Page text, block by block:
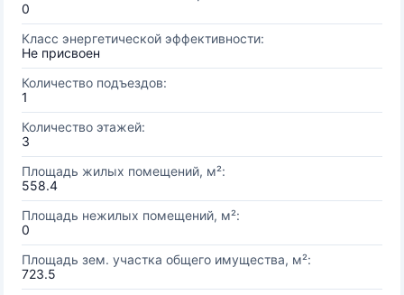
0
Класс энергетической эффективности:
Не присвоен
Количество подъездов:
1
Количество этажей:
3
Площадь жилых помещений, м²:
558.4
Площадь нежилых помещений, м²:
0
Площадь зем. участка общего имущества, м²:
723.5